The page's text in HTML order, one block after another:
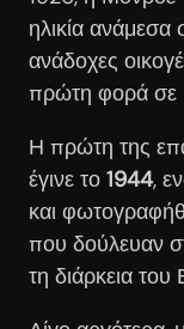
ηλικία ανάμεσα
ανάδοχες
πρώτη φορά σε
Η πρώτη της
έγινε το 1944,
και
που δούλευαν
τη διάρκεια